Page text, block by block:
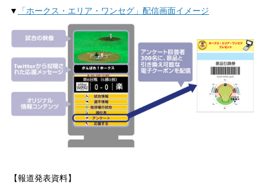
▼ 「ホークス・エリア・ワンセグ」配信画面イメージ
【報道発表資料】